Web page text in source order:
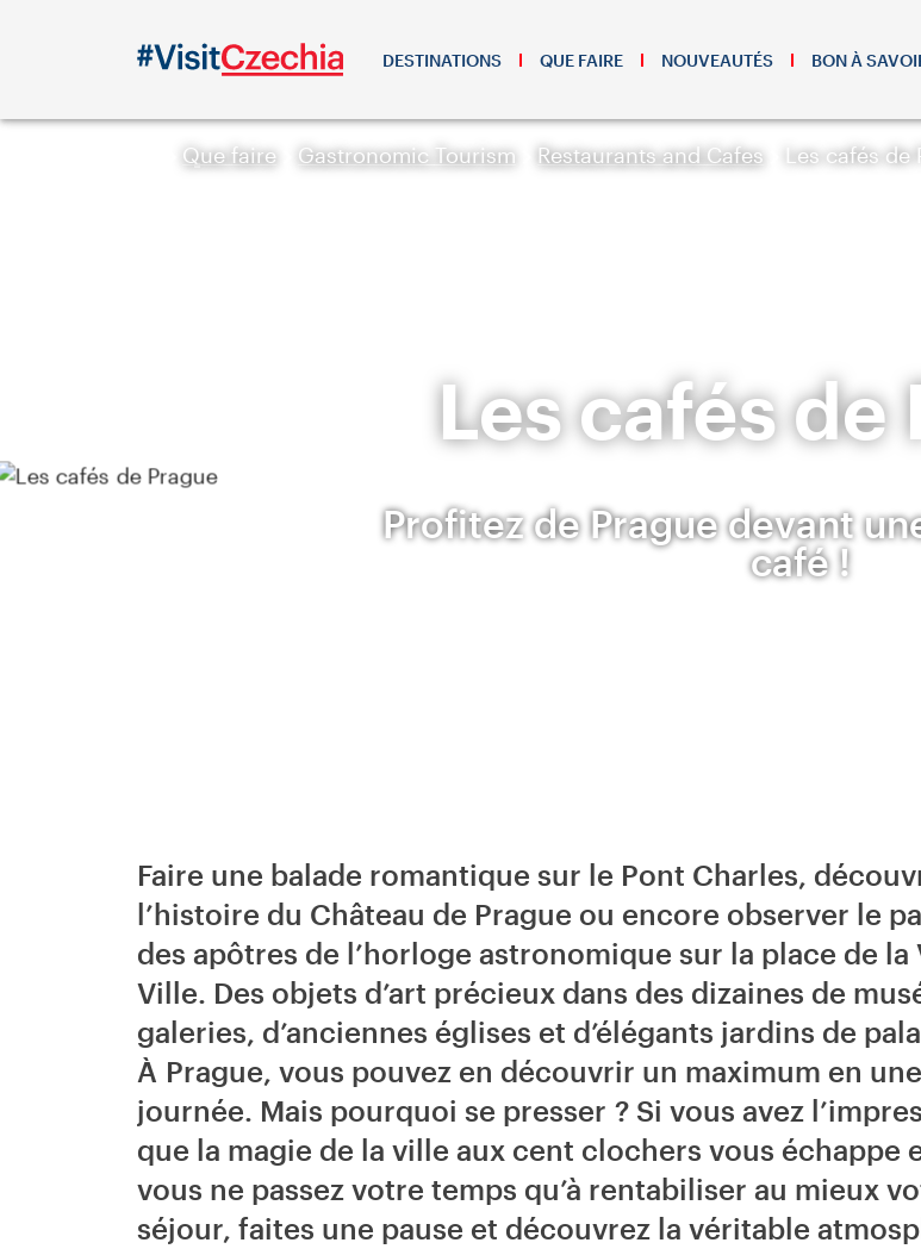
DESTINATIONS QUE FAIRE NOUVEAUTÉS BON À
Que faire Gastronomic Tourism Restaurants and Cafes Les cafés de
Les cafés de
Profitez de Prague devant
café !
Faire une balade romantique sur le Pont Charles,
l’histoire du Château de Prague ou encore observer le
des apôtres de l’horloge astronomique sur la place de la
Ville. Des objets d’art précieux dans des dizaines de
galeries, d’anciennes églises et d’élégants jardins de
À Prague, vous pouvez en découvrir un maximum en
journée. Mais pourquoi se presser ? Si vous avez
que la magie de la ville aux cent clochers vous échappe
vous ne passez votre temps qu’à rentabiliser au mieux
séjour, faites une pause et découvrez la véritable